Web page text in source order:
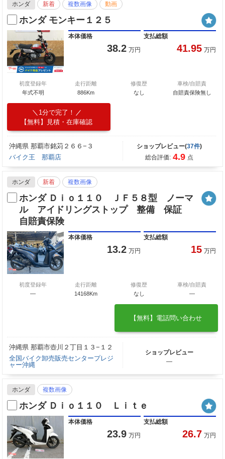
ホンダ 新着 複数画像 動画
ホンダ モンキー１２５
本体価格
38.2 万円
支払総額
41.95 万円
初度登録年
年式不明
走行距離
886Km
修復歴
なし
車検/自賠責
自賠責保険無し
1分で完了！
【無料】見積・在庫確認
沖縄県 那覇市銘苅２６６−３
バイク王 那覇店
ショップレビュー(37件)
総合評価: 4.9 点
ホンダ 新着 複数画像
ホンダ Ｄｉｏ１１０ ＪＦ５８型 ノーマ
ル アイドリングストップ 整備 保証
自賠責保険
本体価格
13.2 万円
支払総額
15 万円
初度登録年
―
走行距離
14168Km
修復歴
なし
車検/自賠責
―
【無料】電話問い合わせ
沖縄県 那覇市壺川２丁目１３−１２
全国バイク卸売販売センタープレジ
ャー沖縄
ショップレビュー
―
ホンダ 複数画像
ホンダ Ｄｉｏ１１０ Ｌｉｔｅ
本体価格
23.9 万円
支払総額
26.7 万円